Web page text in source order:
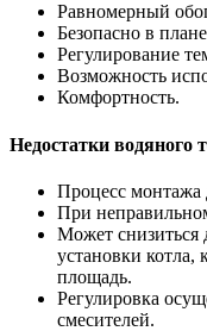
Равномерный
Безопасно в
Регулирование
Возможность
Комфортность.
Недостатки водяного
Процесс
При
Может снизиться
установки
площадь.
Регулировка
смесителей.